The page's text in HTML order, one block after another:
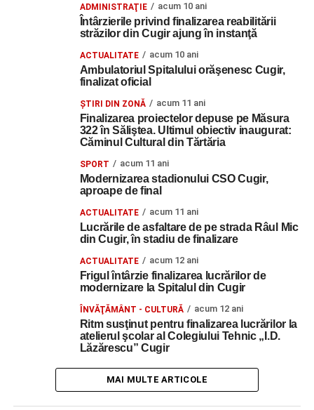
ADMINISTRAŢIE acum 10 ani
Întârzierile privind finalizarea reabilitării
străzilor din Cugir ajung în instanţă
ACTUALITATE acum 10 ani
Ambulatoriul Spitalului orăşenesc Cugir,
finalizat oficial
ŞTIRI DIN ZONĂ acum 11 ani
Finalizarea proiectelor depuse pe Măsura
322 în Săliştea. Ultimul obiectiv inaugurat:
Căminul Cultural din Tărtăria
SPORT acum 11 ani
Modernizarea stadionului CSO Cugir,
aproape de final
ACTUALITATE acum 11 ani
Lucrările de asfaltare de pe strada Râul Mic
din Cugir, în stadiu de finalizare
ACTUALITATE acum 12 ani
Frigul întârzie finalizarea lucrărilor de
modernizare la Spitalul din Cugir
ÎNVĂŢĂMÂNT - CULTURĂ acum 12 ani
Ritm susţinut pentru finalizarea lucrărilor la
atelierul şcolar al Colegiului Tehnic „I.D.
Lăzărescu” Cugir
MAI MULTE ARTICOLE